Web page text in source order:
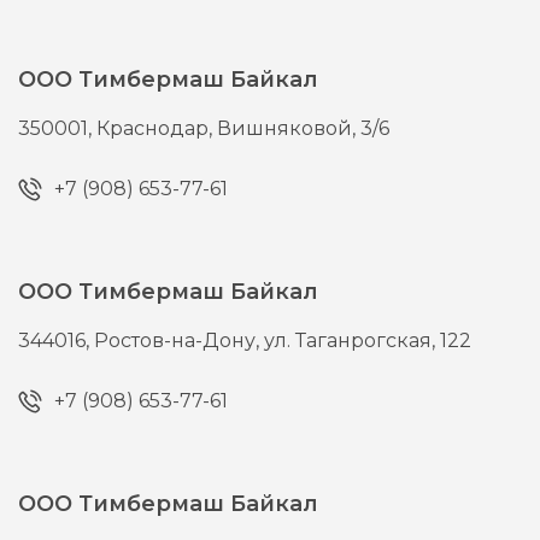
ООО Тимбермаш Байкал
350001, Краснодар, Вишняковой, 3/6
+7 (908) 653-77-61
ООО Тимбермаш Байкал
344016, Ростов-на-Дону,ул. Таганрогская, 122
+7 (908) 653-77-61
ООО Тимбермаш Байкал